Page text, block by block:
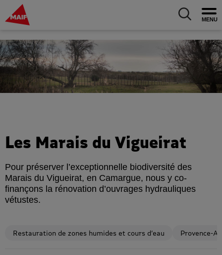
MAIF Entreprise - Allez à l'accueil Allez au
Les Marais du Vigueirat
Pour préserver l’exceptionnelle biodiversité des
Marais du Vigueirat, en Camargue, nous y co-
finançons la rénovation d’ouvrages hydrauliques
vétustes.
Restauration de zones humides et cours d’eau Provence-